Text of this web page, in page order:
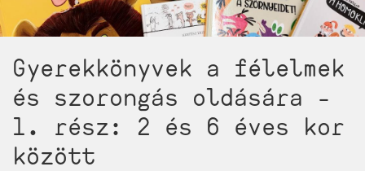
2.
rész:
és
Gyerekkönyvek a félelmek
és szorongás oldására -
1. rész: 2 és 6 éves kor
között